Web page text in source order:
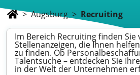
> Augsburg > Recruiting
Im Bereich Recruiting finden Sie
Stellenanzeigen, die Ihnen
zu finden. Ob
Talentsuche – entdecken Sie
in der Welt der Unternehmen